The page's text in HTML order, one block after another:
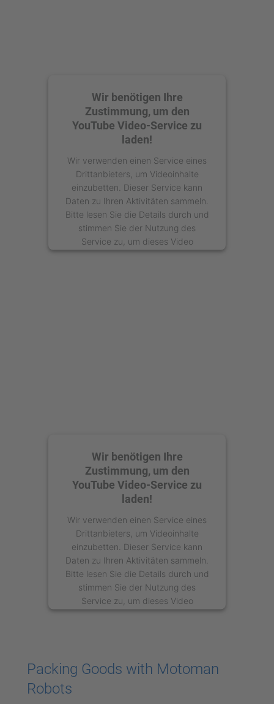
Wir benötigen Ihre
Zustimmung, um den
YouTube Video-Service zu
laden!
Wir verwenden einen Service eines
Drittanbieters, um Videoinhalte
einzubetten. Dieser Service kann
Daten zu Ihren Aktivitäten sammeln.
Bitte lesen Sie die Details durch und
stimmen Sie der Nutzung des
Service zu, um dieses Video
anzusehen.
Wir benötigen Ihre
Zustimmung, um den
YouTube Video-Service zu
laden!
Wir verwenden einen Service eines
Drittanbieters, um Videoinhalte
einzubetten. Dieser Service kann
Daten zu Ihren Aktivitäten sammeln.
Bitte lesen Sie die Details durch und
stimmen Sie der Nutzung des
Service zu, um dieses Video
anzusehen.
Packing Goods with Motoman
Robots